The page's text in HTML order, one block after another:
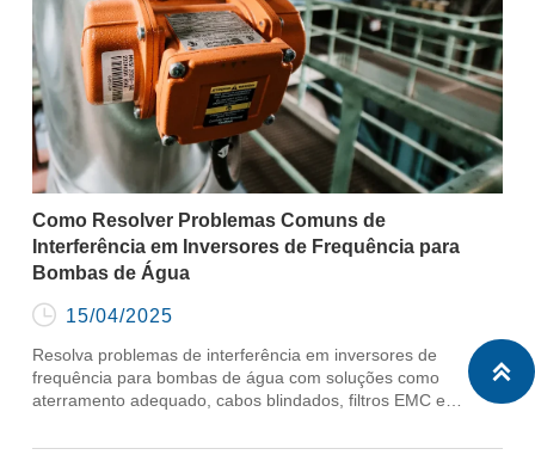
Como Resolver Problemas Comuns de
Interferência em Inversores de Frequência para
Bombas de Água
 15/04/2025
Resolva problemas de interferência em inversores de
frequência para bombas de água com soluções como
aterramento adequado, cabos blindados, filtros EMC e
